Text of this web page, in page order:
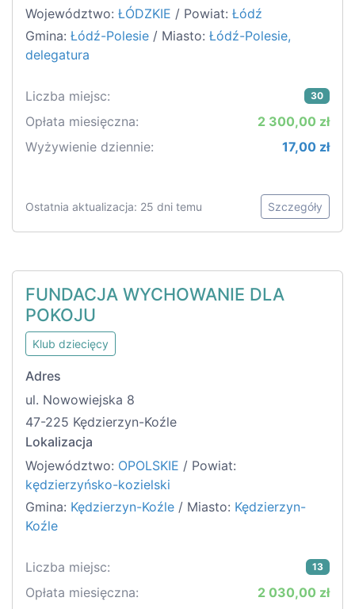
Województwo: ŁÓDZKIE / Powiat: Łódź
Gmina: Łódź-Polesie / Miasto: Łódź-Polesie,
delegatura
Liczba miejsc: 30
Opłata miesięczna:
2 300,00 zł
Wyżywienie dziennie:
17,00 zł
Ostatnia aktualizacja: 25 dni temu Szczegóły
FUNDACJA WYCHOWANIE DLA
POKOJU
Klub dziecięcy
Adres
ul. Nowowiejska 8
47-225 Kędzierzyn-Koźle
Lokalizacja
Województwo: OPOLSKIE / Powiat:
kędzierzyńsko-kozielski
Gmina: Kędzierzyn-Koźle / Miasto: Kędzierzyn-
Koźle
Liczba miejsc: 13
Opłata miesięczna:
2 030,00 zł